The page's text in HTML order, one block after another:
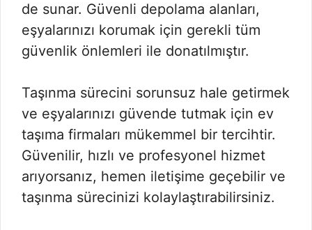
de sunar. Güvenli depolama alanları,
eşyalarınızı korumak için gerekli tüm
güvenlik önlemleri ile donatılmıştır.
Taşınma sürecini sorunsuz hale getirmek
ve eşyalarınızı güvende tutmak için ev
taşıma firmaları mükemmel bir tercihtir.
Güvenilir, hızlı ve profesyonel hizmet
arıyorsanız, hemen iletişime geçebilir ve
taşınma sürecinizi kolaylaştırabilirsiniz.